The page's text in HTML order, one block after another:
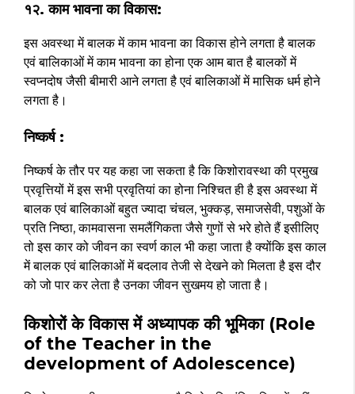
१२. काम भावना का विकास:
इस अवस्था में बालक में काम भावना का विकास होने लगता है बालक
एवं बालिकाओं में काम भावना का होना एक आम बात है बालकों में
स्वप्नदोष जैसी बीमारी आने लगता है एवं बालिकाओं में मासिक धर्म होने
लगता है।
निष्कर्ष :
निष्कर्ष के तौर पर यह कहा जा सकता है कि किशोरावस्था की प्रमुख
प्रवृत्तियों में इस सभी प्रवृतियां का होना निश्चित ही है इस अवस्था में
बालक एवं बालिकाओं बहुत ज्यादा चंचल, भुक्कड़, समाजसेवी, पशुओं के
प्रति निष्ठा, कामवासना समलैंगिकता जैसे गुणों से भरे होते हैं इसीलिए
तो इस कार को जीवन का स्वर्ण काल भी कहा जाता है क्योंकि इस काल
में बालक एवं बालिकाओं में बदलाव तेजी से देखने को मिलता है इस दौर
को जो पार कर लेता है उनका जीवन सुखमय हो जाता है।
किशोरों के विकास में अध्यापक की भूमिका (Role
of the Teacher in the
development of Adolescence)